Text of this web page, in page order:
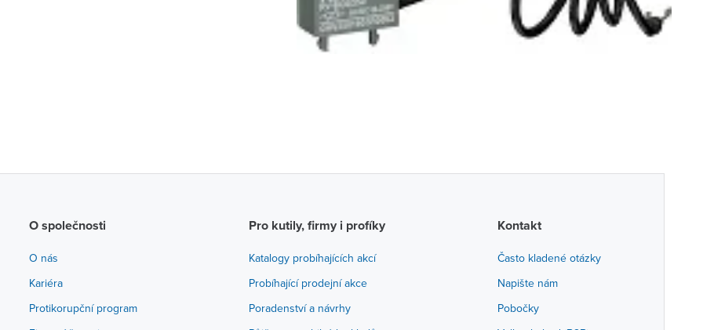
O společnosti
O nás
Kariéra
Protikorupční program
Pro kutily, firmy i profíky
Katalogy probíhajících akcí
Probíhající prodejní akce
Poradenství a návrhy
Kontakt
Často kladené otázky
Napište nám
Pobočky